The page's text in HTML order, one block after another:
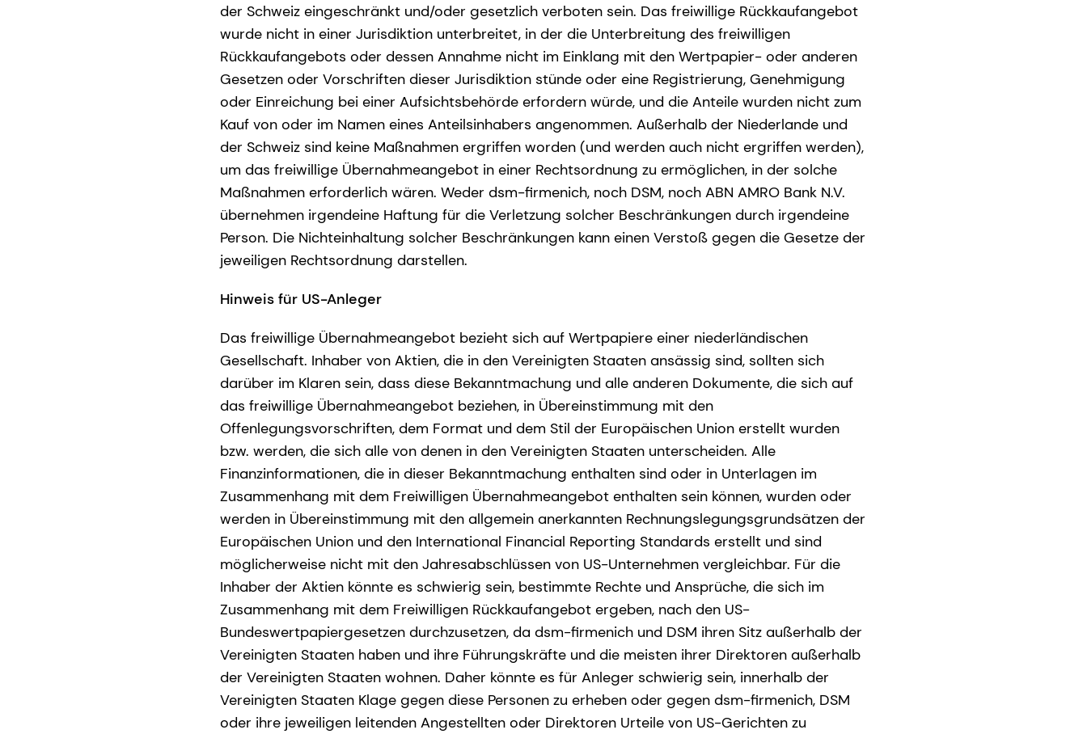
der Schweiz eingeschränkt und/oder gesetzlich verboten sein. Das freiwillige Rückkaufangebot
wurde nicht in einer Jurisdiktion unterbreitet, in der die Unterbreitung des freiwilligen
Rückkaufangebots oder dessen Annahme nicht im Einklang mit den Wertpapier- oder anderen
Gesetzen oder Vorschriften dieser Jurisdiktion stünde oder eine Registrierung, Genehmigung
oder Einreichung bei einer Aufsichtsbehörde erfordern würde, und die Anteile wurden nicht zum
Kauf von oder im Namen eines Anteilsinhabers angenommen. Außerhalb der Niederlande und
der Schweiz sind keine Maßnahmen ergriffen worden (und werden auch nicht ergriffen werden),
um das freiwillige Übernahmeangebot in einer Rechtsordnung zu ermöglichen, in der solche
Maßnahmen erforderlich wären. Weder dsm-firmenich, noch DSM, noch ABN AMRO Bank N.V.
übernehmen irgendeine Haftung für die Verletzung solcher Beschränkungen durch irgendeine
Person. Die Nichteinhaltung solcher Beschränkungen kann einen Verstoß gegen die Gesetze der
jeweiligen Rechtsordnung darstellen.
Hinweis für US-Anleger
Das freiwillige Übernahmeangebot bezieht sich auf Wertpapiere einer niederländischen
Gesellschaft. Inhaber von Aktien, die in den Vereinigten Staaten ansässig sind, sollten sich
darüber im Klaren sein, dass diese Bekanntmachung und alle anderen Dokumente, die sich auf
das freiwillige Übernahmeangebot beziehen, in Übereinstimmung mit den
Offenlegungsvorschriften, dem Format und dem Stil der Europäischen Union erstellt wurden
bzw. werden, die sich alle von denen in den Vereinigten Staaten unterscheiden. Alle
Finanzinformationen, die in dieser Bekanntmachung enthalten sind oder in Unterlagen im
Zusammenhang mit dem Freiwilligen Übernahmeangebot enthalten sein können, wurden oder
werden in Übereinstimmung mit den allgemein anerkannten Rechnungslegungsgrundsätzen der
Europäischen Union und den International Financial Reporting Standards erstellt und sind
möglicherweise nicht mit den Jahresabschlüssen von US-Unternehmen vergleichbar. Für die
Inhaber der Aktien könnte es schwierig sein, bestimmte Rechte und Ansprüche, die sich im
Zusammenhang mit dem Freiwilligen Rückkaufangebot ergeben, nach den US-
Bundeswertpapiergesetzen durchzusetzen, da dsm-firmenich und DSM ihren Sitz außerhalb der
Vereinigten Staaten haben und ihre Führungskräfte und die meisten ihrer Direktoren außerhalb
der Vereinigten Staaten wohnen. Daher könnte es für Anleger schwierig sein, innerhalb der
Vereinigten Staaten Klage gegen diese Personen zu erheben oder gegen dsm-firmenich, DSM
oder ihre jeweiligen leitenden Angestellten oder Direktoren Urteile von US-Gerichten zu